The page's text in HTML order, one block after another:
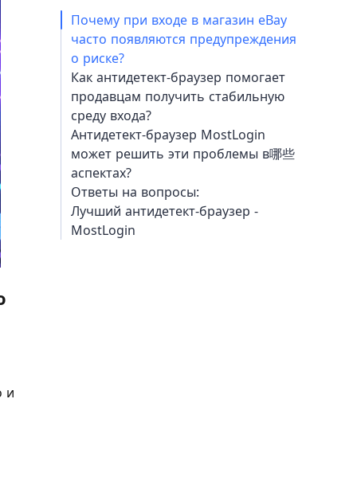
и
Почему при входе в магазин eBay
часто появляются предупреждения
о риске?
Как антидетект-браузер помогает
продавцам получить стабильную
среду входа?
Антидетект-браузер MostLogin
может решить эти проблемы в哪些
аспектах?
Ответы на вопросы:
Лучший антидетект-браузер -
MostLogin